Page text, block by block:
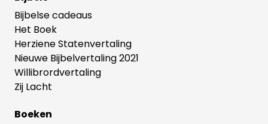
Bijbelse cadeaus
Het Boek
Herziene Statenvertaling
Nieuwe Bijbelvertaling 2021
Willibrordvertaling
Zij Lacht
Boeken